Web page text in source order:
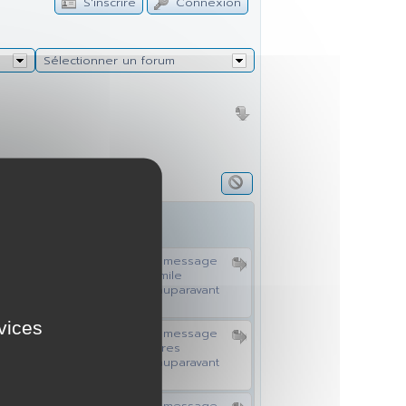
Sélectionner un forum
Dernier message
Smile
12 ans auparavant
Dernier message
Ares
12 ans auparavant
message